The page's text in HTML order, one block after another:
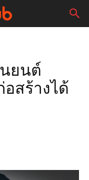
ยนต์
อสร้างได้